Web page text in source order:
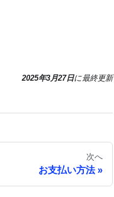
2025年3月27日に最終更新
次へ
お支払い方法